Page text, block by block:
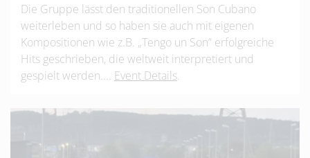
Die Gruppe lässt den traditionellen Son Cubano
weiterleben und so haben sie auch mit eigenen
Kompositionen wie z.B. „Tengo un Son“ erfolgreiche
Hits geschrieben, die weltweit interpretiert und
gespielt werden.... Event Details.